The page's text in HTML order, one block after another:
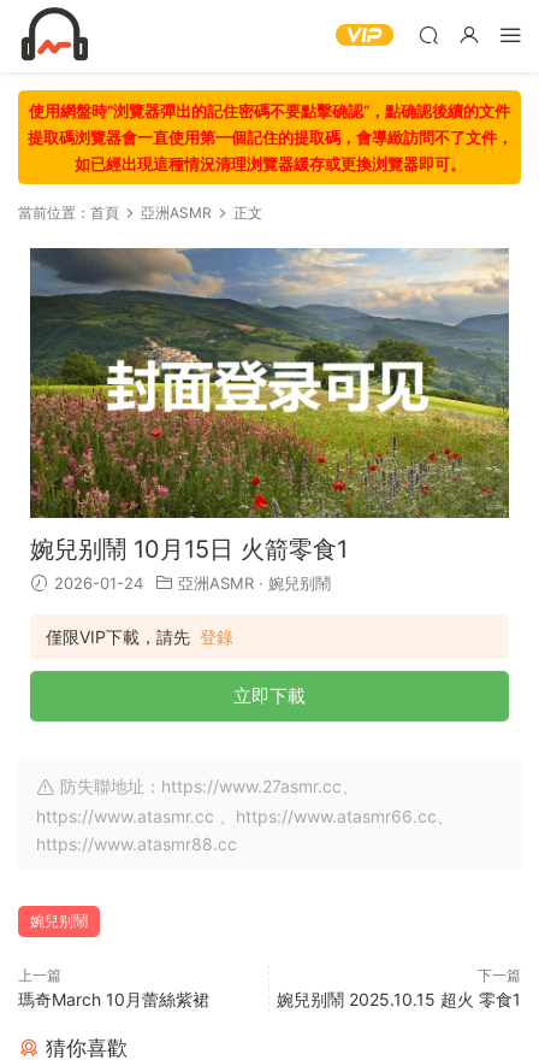
使用網盤時“浏覽器彈出的記住密碼不要點擊确認“，點确認後續的文件
提取碼浏覽器會一直使用第一個記住的提取碼，會導緻訪問不了文件，
如已經出現這種情況清理浏覽器緩存或更換浏覽器即可。
當前位置： 首頁 亞洲ASMR 正文
婉兒别鬧 10月15日 火箭零食1
2026-01-24 亞洲ASMR · 婉兒别鬧
僅限VIP下載，請先 登錄
立即下載
防失聯地址：https://www.27asmr.cc、
https://www.atasmr.cc 、https://www.atasmr66.cc、
https://www.atasmr88.cc
婉兒别鬧
上一篇
瑪奇March 10月蕾絲紫裙
下一篇
婉兒别鬧 2025.10.15 超火 零食1
猜你喜歡